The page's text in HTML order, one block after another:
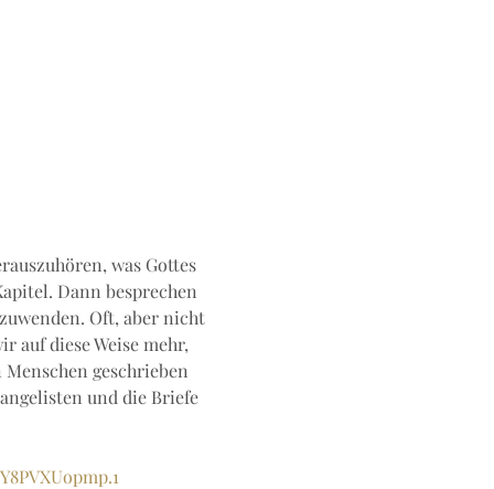
was Gottes
Dann besprechen
Oft, aber nicht
auf diese Weise mehr,
geschrieben
und die Briefe